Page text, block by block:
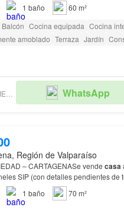
1 baño
60 m²
Balcón Cocina equipada Cocina
amoblado Terraza Jardín
LOPELEONPROPIEDADES.CL WhatsApp
Región de Valparaíso
– CARTAGENASe vende casa
SIP (con detalles pendientes de
1 baño 70 m²